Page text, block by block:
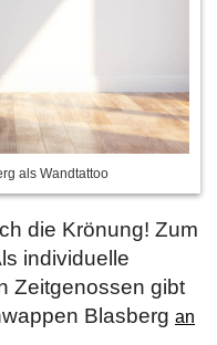
als Wandtattoo
die Krönung! Zum
individuelle
Zeitgenossen gibt
Blasberg an